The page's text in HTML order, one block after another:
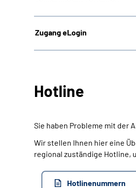
Zugang eLogin
Hotline
Sie haben Probleme mit der
Wir stellen Ihnen hier eine
regional zuständige Hotline,
Hotlinenummern